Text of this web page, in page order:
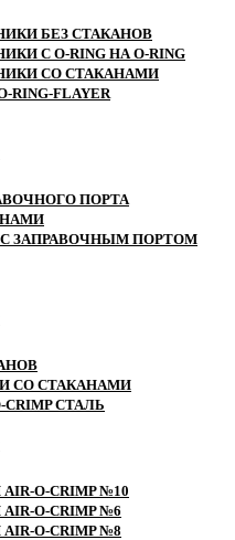
БЕЗ СТАКАНОВ
С O-RING НА O-RING
СО СТАКАНАМИ
FLAYER
ПОРТА
ЗАПРАВОЧНЫМ ПОРТОМ
СО СТАКАНАМИ
СТАЛЬ
O-CRIMP №10
O-CRIMP №6
O-CRIMP №8